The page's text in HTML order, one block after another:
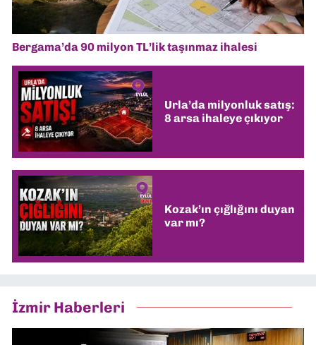
Bergama’da 90 milyon TL’lik taşınmaz ihalesi
Urla’da milyonluk satış:
8 arsa ihaleye çıkıyor
Kozak’ın çığlığını duyan
var mı?
İzmir Haberleri